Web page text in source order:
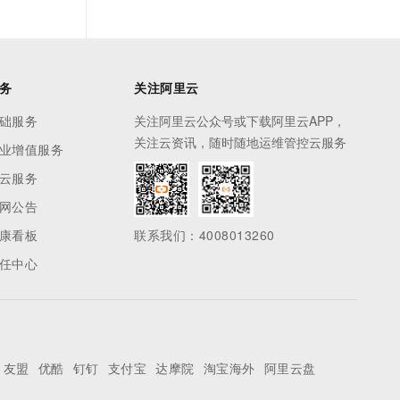
服务
增值服务
服务
公告
看板
中心
关注阿里云
关注阿里云公众号或下载阿里云APP，
关注云资讯，随时随地运维管控云服务
联系我们：4008013260
友盟 优酷 钉钉 支付宝 达摩院 淘宝海外 阿里云盘